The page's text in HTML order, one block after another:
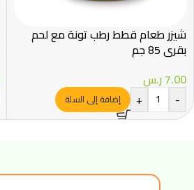
شيزر طعام قطط رطب تونة مع لحم
بقري 85 جم
7.00ر.س
-
+ إضافة إلى السلة